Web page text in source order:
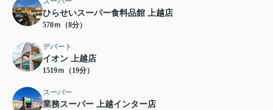
ひらせいスーパー食料品館 上越店
570ｍ（8分）
デパート
イオン 上越店
1519ｍ（19分）
スーパー
業務スーパー 上越インター店